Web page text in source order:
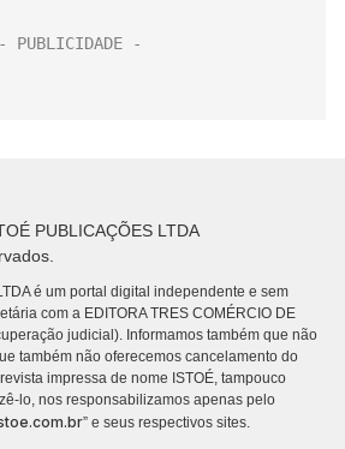
PUBLICAÇÕES LTDA
é um portal digital independente e sem
com a EDITORA TRES COMÉRCIO DE
judicial). Informamos também que não
também não oferecemos cancelamento do
impressa de nome ISTOÉ, tampouco
lo, nos responsabilizamos apenas pelo
” e seus respectivos sites.